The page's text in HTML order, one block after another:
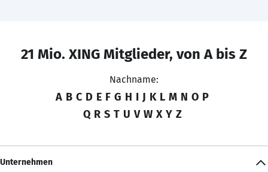
21 Mio. XING Mitglieder, von A bis Z
Nachname:
A B C D E F G H I J K L M N O P
Q R S T U V W X Y Z
Unternehmen